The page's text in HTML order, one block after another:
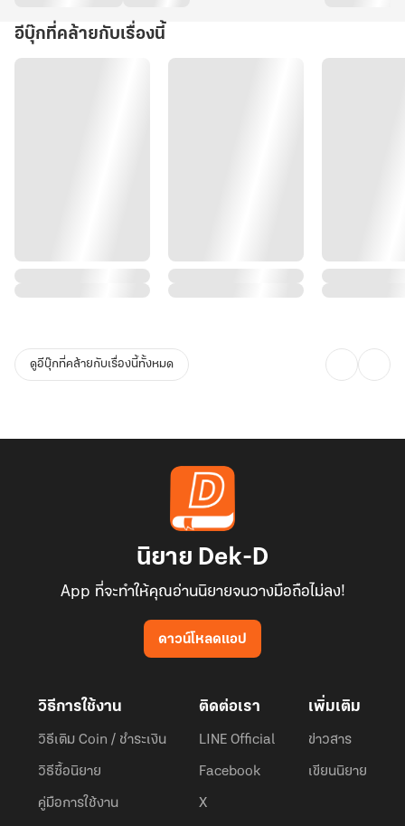
อีบุ๊กที่คล้ายกับเรื่องนี้
ดูอีบุ๊กที่คล้ายกับเรื่องนี้ทั้งหมด
นิยาย Dek-D
App ที่จะทำให้คุณอ่านนิยายจนวางมือถือไม่ลง!
ดาวน์โหลดแอป
วิธีการใช้งาน
วิธีเติม Coin / ชำระเงิน
วิธีซื้อนิยาย
คู่มือการใช้งาน
ติดต่อเรา
LINE Official
Facebook
X
เพิ่มเติม
ข่าวสาร
เขียนนิยาย